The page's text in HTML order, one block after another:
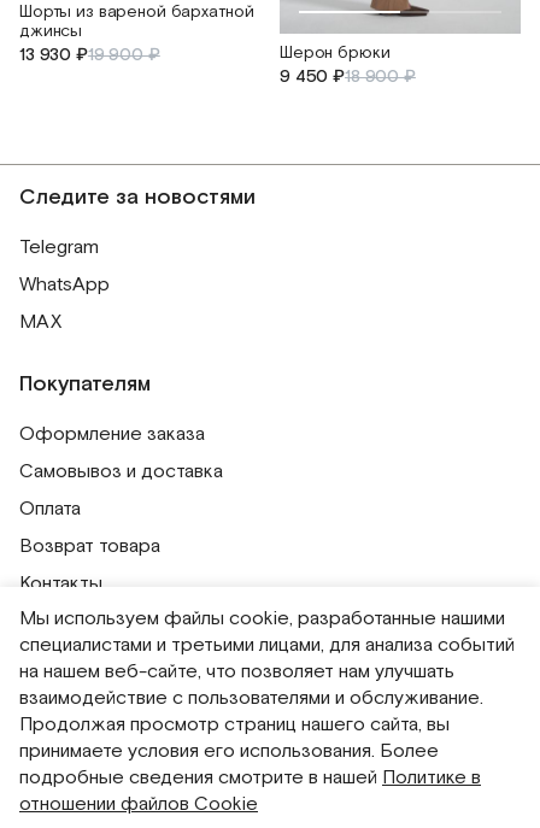
Шорты из вареной бархатной
джинсы
13 930 ₽19 900 ₽
Шерон брюки
9 450 ₽18 900 ₽
Следите за новостями
Telegram
WhatsApp
MAX
Покупателям
Оформление заказа
Самовывоз и доставка
Оплата
Возврат товара
Контакты
Публичная оферта
Политика обработки персональных данных
Политика использования сессионных файлов
Согласие на получение рассылок
Согласие на обработку персональных данных
Система привилегий
Мы используем файлы cookie, разработанные нашими
специалистами и третьими лицами, для анализа событий
на нашем веб-сайте, что позволяет нам улучшать
взаимодействие с пользователями и обслуживание.
Продолжая просмотр страниц нашего сайта, вы
принимаете условия его использования. Более
подробные сведения смотрите в нашей Политике в
отношении файлов Cookie